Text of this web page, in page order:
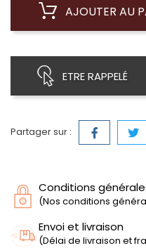
AJOUTER AU
ETRE RAPPELÉ
Partager sur :
Conditions
(Nos conditions
Envoi et livraison
(Délai de livraison et